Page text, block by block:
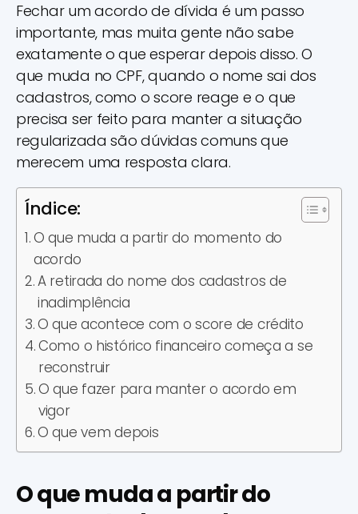
Fechar um acordo de dívida é um passo
importante, mas muita gente não sabe
exatamente o que esperar depois disso. O
que muda no CPF, quando o nome sai dos
cadastros, como o score reage e o que
precisa ser feito para manter a situação
regularizada são dúvidas comuns que
merecem uma resposta clara.
Índice:
O que muda a partir do momento do
acordo
A retirada do nome dos cadastros de
inadimplência
O que acontece com o score de crédito
Como o histórico financeiro começa a se
reconstruir
O que fazer para manter o acordo em
vigor
O que vem depois
O que muda a partir do